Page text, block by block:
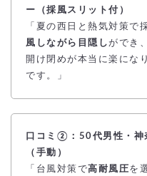
ー（採風スリット付）
「夏の西日と熱気対策で
風しながら目隠しができ
開け閉めが本当に楽にな
です。」
口コミ②：50代男性・神
（手動）
「台風対策で高耐風圧を